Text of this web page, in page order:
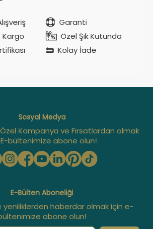
Garanti
Kargo
Özel Şık Kutunda
Kolay İade
Sosyal Medya
Kampanya ve Fırsatlardan olmak
bültenimize abone olun!
E-Bülten Aboneliği
yeniliklerden haberdar olmak için e-
abone olun!